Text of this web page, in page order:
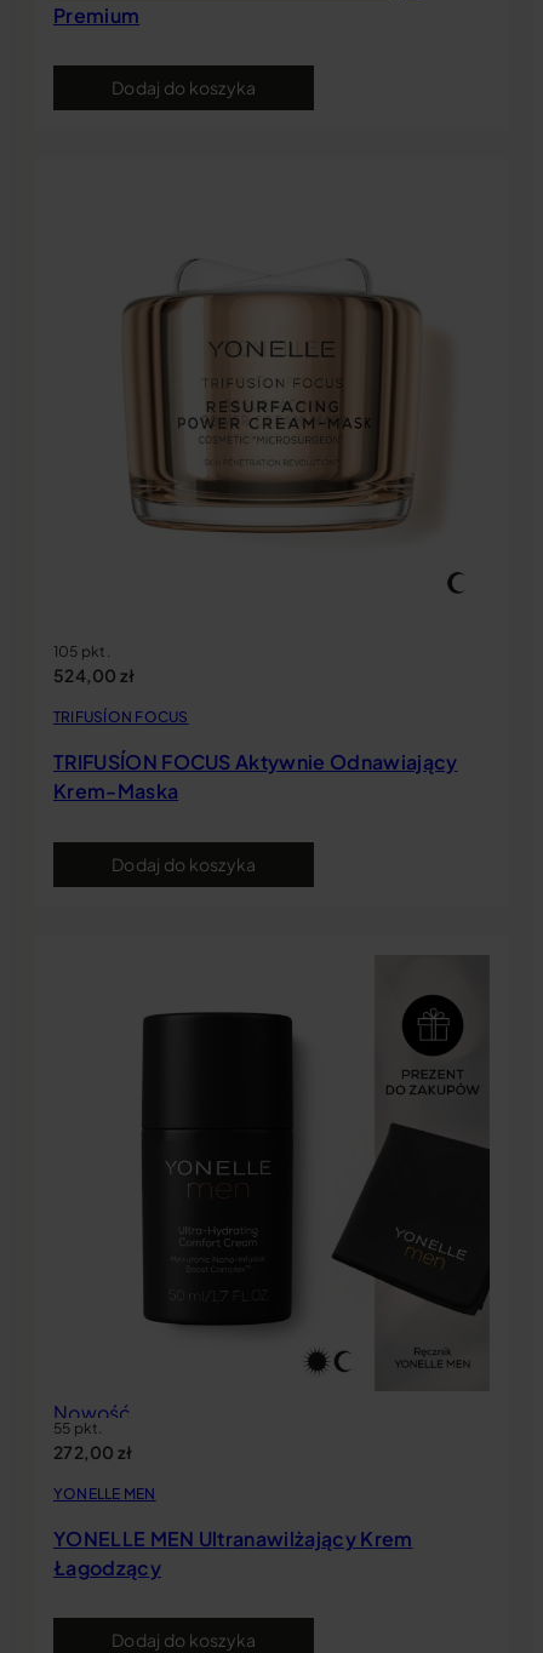
Premium
Dodaj do koszyka
105 pkt.
524,00 zł
TRIFUSÍON FOCUS
TRIFUSÍON FOCUS Aktywnie Odnawiający
Krem-Maska
Dodaj do koszyka
Nowość
55 pkt.
272,00 zł
YONELLE MEN
YONELLE MEN Ultranawilżający Krem
Łagodzący
Dodaj do koszyka